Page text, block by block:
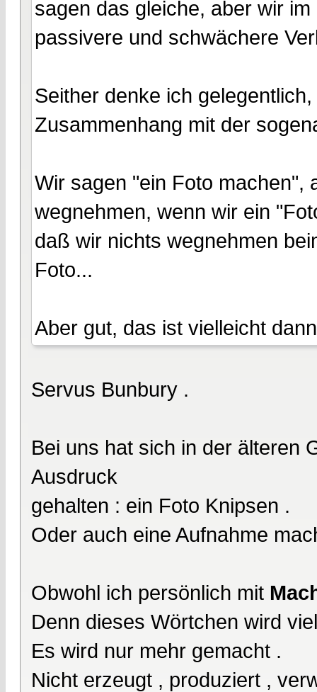
sagen das gleiche, aber wir
passivere und schwächere
Seither denke ich
Zusammenhang mit der
Wir sagen "ein Foto machen",
wegnehmen, wenn wir ein
daß wir nichts wegnehmen
Foto...
Aber gut, das ist vielleicht
Servus Bunbury .
Bei uns hat sich in der älteren
Ausdruck
gehalten : ein Foto Knipsen .
Oder auch eine Aufnahme
Obwohl ich persönlich mit
Denn dieses Wörtchen wird
Es wird nur mehr gemacht .
Nicht erzeugt , produziert ,